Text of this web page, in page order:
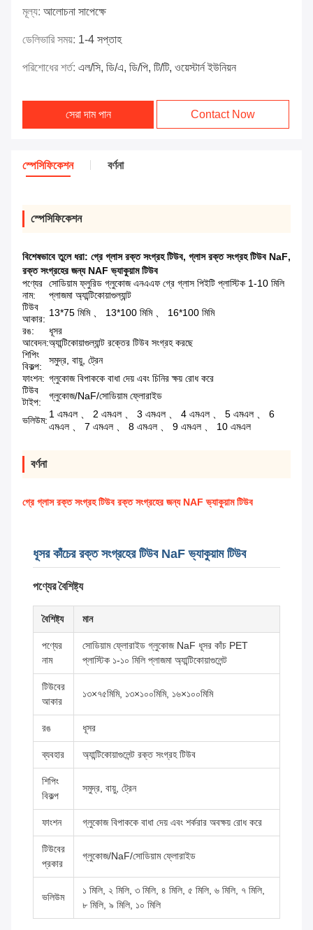
মূল্য: আলোচনা সাপেক্ষে
ডেলিভারি সময়: 1-4 সপ্তাহ
পরিশোধের শর্ত: এল/সি, ডি/এ, ডি/পি, টি/টি, ওয়েস্টার্ন ইউনিয়ন
সেরা দাম পান Contact Now
স্পেসিফিকেশন বর্ণনা
স্পেসিফিকেশন
বিশেষভাবে তুলে ধরা: গ্রে গ্লাস রক্ত সংগ্রহ টিউব, গ্লাস রক্ত সংগ্রহ টিউব NaF,
রক্ত সংগ্রহের জন্য NAF ভ্যাকুয়াম টিউব
পণ্যের
নাম:
সোডিয়াম ফ্লুরিড গ্লুকোজ এনএএফ গ্রে গ্লাস পিইটি প্লাস্টিক 1-10 মিলি
প্লাজমা অ্যান্টিকোয়াগুল্যান্ট
টিউব
আকার:
13*75 মিমি 、 13*100 মিমি 、 16*100 মিমি
রঙ:
ধূসর
আবেদন:অ্যান্টিকোয়াগুল্যান্ট রক্তের টিউব সংগ্রহ করছে
শিপিং
বিকল্প:
সমুদ্র, বায়ু, ট্রেন
ফাংশন: গ্লুকোজ বিপাককে বাধা দেয় এবং চিনির ক্ষয় রোধ করে
টিউব
টাইপ:
গ্লুকোজ/NaF/সোডিয়াম ফ্লোরাইড
ভলিউম:
1 এমএল 、 2 এমএল 、 3 এমএল 、 4 এমএল 、 5 এমএল 、 6
এমএল 、 7 এমএল 、 8 এমএল 、 9 এমএল 、 10 এমএল
বর্ণনা
গ্রে গ্লাস রক্ত সংগ্রহ টিউব রক্ত সংগ্রহের জন্য NAF ভ্যাকুয়াম টিউব
ধূসর কাঁচের রক্ত সংগ্রহের টিউব NaF ভ্যাকুয়াম টিউব
পণ্যের বৈশিষ্ট্য
বৈশিষ্ট্য মান
পণ্যের
নাম
সোডিয়াম ফ্লোরাইড গ্লুকোজ NaF ধূসর কাঁচ PET
প্লাস্টিক ১-১০ মিলি প্লাজমা অ্যান্টিকোয়াগুলেন্ট
টিউবের
আকার
১৩×৭৫মিমি, ১৩×১০০মিমি, ১৬×১০০মিমি
রঙ ধূসর
ব্যবহার অ্যান্টিকোয়াগুলেন্ট রক্ত সংগ্রহ টিউব
শিপিং
বিকল্প
সমুদ্র, বায়ু, ট্রেন
ফাংশন গ্লুকোজ বিপাককে বাধা দেয় এবং শর্করার অবক্ষয় রোধ করে
টিউবের
প্রকার
গ্লুকোজ/NaF/সোডিয়াম ফ্লোরাইড
ভলিউম
১ মিলি, ২ মিলি, ৩ মিলি, ৪ মিলি, ৫ মিলি, ৬ মিলি, ৭ মিলি,
৮ মিলি, ৯ মিলি, ১০ মিলি